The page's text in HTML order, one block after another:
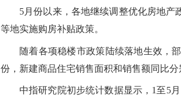
5月份以来，各地继续调整优化房地
等地实施购房补贴政策。
随着各项稳楼市政策陆续落地生效，
份，新建商品住宅销售面积和销售额同比分
中指研究院初步统计数据显示，1至5